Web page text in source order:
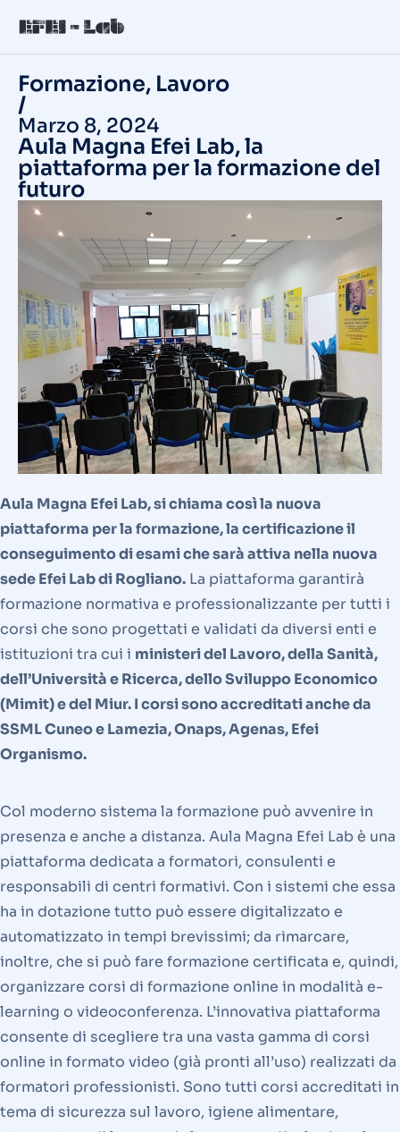
Formazione, Lavoro
/
Marzo 8, 2024
Aula Magna Efei Lab, la
piattaforma per la formazione del
futuro
Aula Magna Efei Lab, si chiama così la nuova
piattaforma per la formazione, la certificazione il
conseguimento di esami che sarà attiva nella nuova
sede Efei Lab di Rogliano. La piattaforma garantirà
formazione normativa e professionalizzante per tutti i
corsi che sono progettati e validati da diversi enti e
istituzioni tra cui i ministeri del Lavoro, della Sanità,
dell’Università e Ricerca, dello Sviluppo Economico
(Mimit) e del Miur. I corsi sono accreditati anche da
SSML Cuneo e Lamezia, Onaps, Agenas, Efei
Organismo.
Col moderno sistema la formazione può avvenire in
presenza e anche a distanza. Aula Magna Efei Lab è una
piattaforma dedicata a formatori, consulenti e
responsabili di centri formativi. Con i sistemi che essa
ha in dotazione tutto può essere digitalizzato e
automatizzato in tempi brevissimi; da rimarcare,
inoltre, che si può fare formazione certificata e, quindi,
organizzare corsi di formazione online in modalità e-
learning o videoconferenza. L’innovativa piattaforma
consente di scegliere tra una vasta gamma di corsi
online in formato video (già pronti all’uso) realizzati da
formatori professionisti. Sono tutti corsi accreditati in
tema di sicurezza sul lavoro, igiene alimentare,